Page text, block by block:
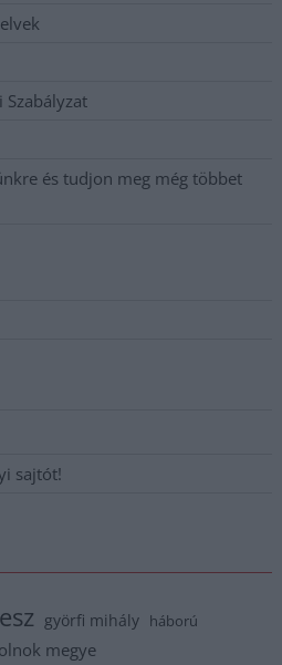
Szabályzat
és tudjon meg még többet
sajtót!
györfi mihály háború
megye